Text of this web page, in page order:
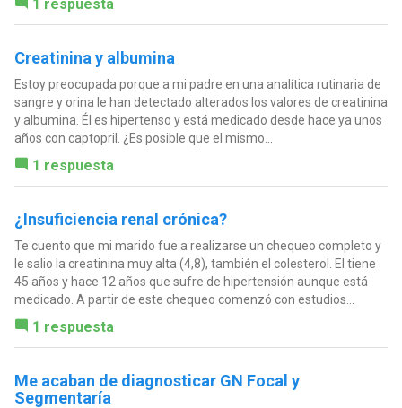
1 respuesta
Creatinina y albumina
Estoy preocupada porque a mi padre en una analítica rutinaria de
sangre y orina le han detectado alterados los valores de creatinina
y albumina. Él es hipertenso y está medicado desde hace ya unos
años con captopril. ¿Es posible que el mismo...
1 respuesta
¿Insuficiencia renal crónica?
Te cuento que mi marido fue a realizarse un chequeo completo y
le salio la creatinina muy alta (4,8), también el colesterol. El tiene
45 años y hace 12 años que sufre de hipertensión aunque está
medicado. A partir de este chequeo comenzó con estudios...
1 respuesta
Me acaban de diagnosticar GN Focal y
Segmentaría